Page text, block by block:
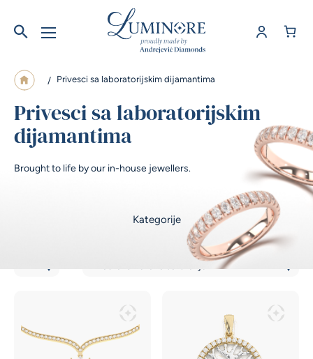
/ Privesci sa laboratorijskim dijamantima
Privesci sa laboratorijskim
dijamantima
Brought to life by our in-house jewellers.
Kategorije